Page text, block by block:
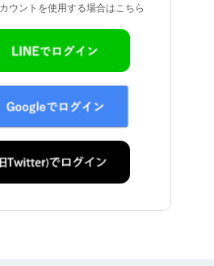
ウントを使用する場合はこちら